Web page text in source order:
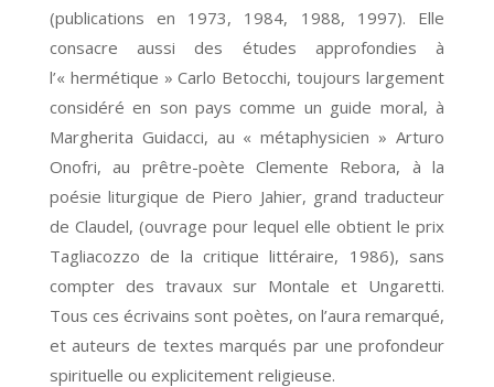
(publications en 1973, 1984, 1988, 1997). Elle
consacre aussi des études approfondies à
l’« hermétique » Carlo Betocchi, toujours largement
considéré en son pays comme un guide moral, à
Margherita Guidacci, au « métaphysicien » Arturo
Onofri, au prêtre-poète Clemente Rebora, à la
poésie liturgique de Piero Jahier, grand traducteur
de Claudel, (ouvrage pour lequel elle obtient le prix
Tagliacozzo de la critique littéraire, 1986), sans
compter des travaux sur Montale et Ungaretti.
Tous ces écrivains sont poètes, on l’aura remarqué,
et auteurs de textes marqués par une profondeur
spirituelle ou explicitement religieuse.